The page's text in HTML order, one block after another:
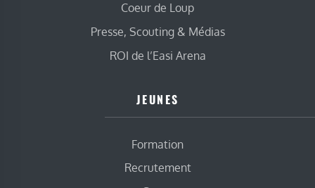
Coeur de Loup
Presse, Scouting & Médias
ROI de l’Easi Arena
JEUNES
Formation
Recrutement